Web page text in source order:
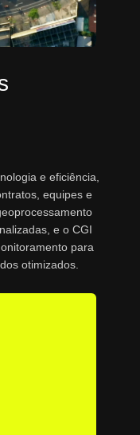
e eficiência,
equipes e
e o CGI
para
otimizados.